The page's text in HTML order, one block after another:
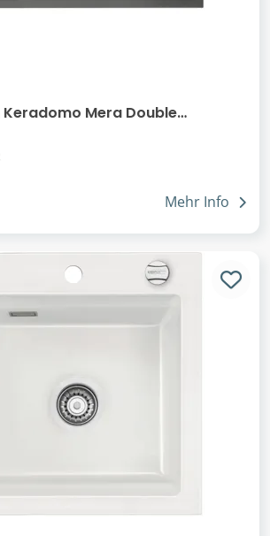
Mera Double
mit Excenterbetätigung, inkl.
Mehr Info